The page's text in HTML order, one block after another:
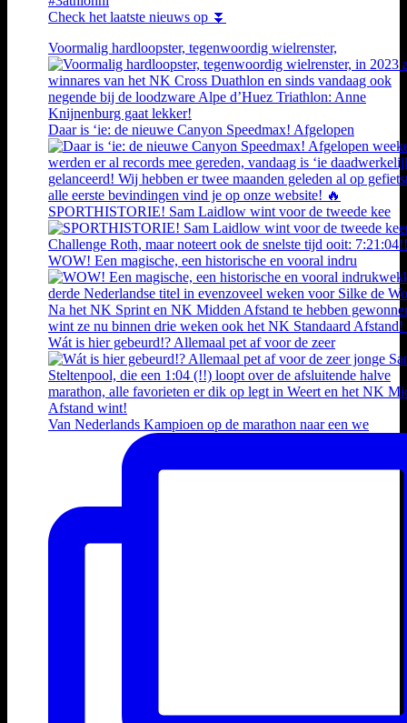
Check het laatste nieuws op ⏬
Voormalig hardloopster, tegenwoordig wielrenster,
Daar is ‘ie: de nieuwe Canyon Speedmax! Afgelopen
SPORTHISTORIE! Sam Laidlow wint voor de tweede kee
WOW! Een magische, een historische en vooral indru
Wát is hier gebeurd!? Allemaal pet af voor de zeer
Van Nederlands Kampioen op de marathon naar een we